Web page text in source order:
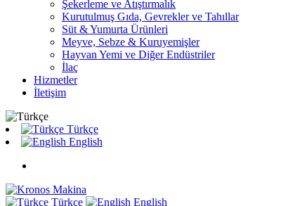
Şekerleme ve Atıştırmalık
Kurutulmuş Gıda, Gevrekler ve Tahıllar
Süt & Yumurta Ürünleri
Meyve, Sebze & Kuruyemişler
Hayvan Yemi ve Diğer Endüstriler
İlaç
Hizmetler
İletişim
Türkçe
English
Türkçe English